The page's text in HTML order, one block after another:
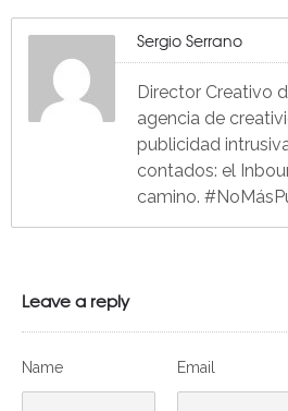
Sergio Serrano
Director Creativo
agencia de
publicidad
contados: el
camino.
Leave a reply
Name Email